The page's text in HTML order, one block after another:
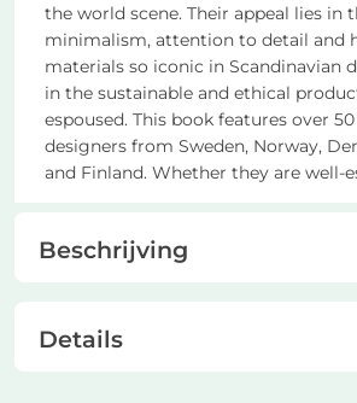
the world scene. Their appeal lies in
minimalism, attention to detail and
materials so iconic in Scandinavian
in the sustainable and ethical
espoused. This book features over
designers from Sweden, Norway,
and Finland. Whether they are well-
Beschrijving
Details